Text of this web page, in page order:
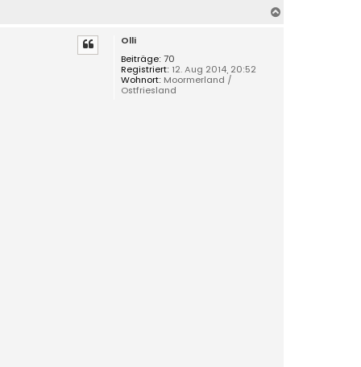
Olli
Beiträge: 70
Registriert: 12. Aug 2014, 20:52
Wohnort: Moormerland /
Ostfriesland